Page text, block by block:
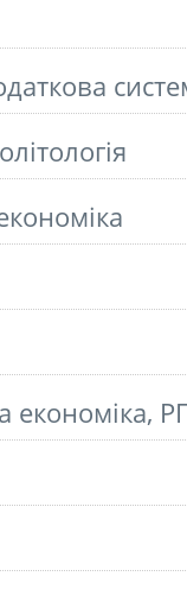
економіка,